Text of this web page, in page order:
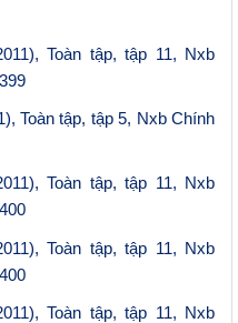
Toàn tập, tập 11, Nxb
Toàn tập, tập 5, Nxb Chính
Toàn tập, tập 11, Nxb
Toàn tập, tập 11, Nxb
Toàn tập, tập 11, Nxb